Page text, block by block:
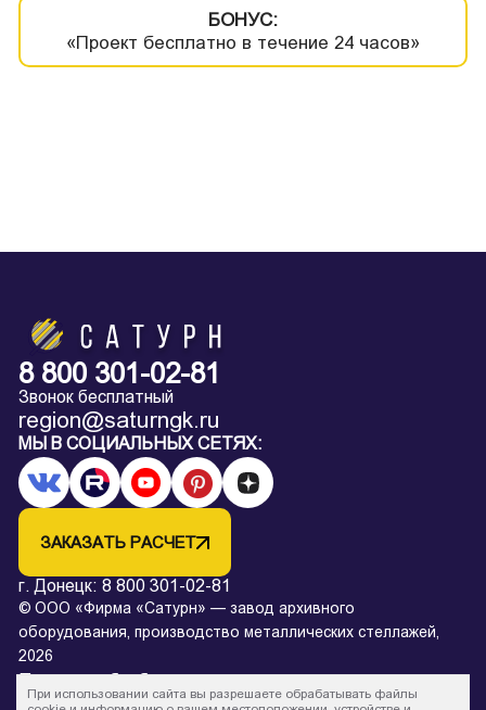
БОНУС:
«Проект бесплатно в течение 24 часов»
8 800 301-02-81
Звонок бесплатный
region@saturngk.ru
МЫ В СОЦИАЛЬНЫХ СЕТЯХ:
ЗАКАЗАТЬ РАСЧЕТ
г. Донецк: 8 800 301-02-81
© ООО «Фирма «Сатурн» — завод архивного
оборудования, производство металлических стеллажей,
2026
Политика обработки персональных данных
* Все цены на сайте в процессе обновления и не являются
При использовании сайта вы разрешаете обрабатывать файлы